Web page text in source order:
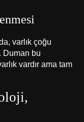
varlık çoğu
Duman bu
vardır ama tam